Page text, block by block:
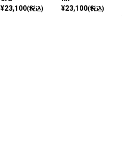
¥23,100(税込)
¥23,100(税込)